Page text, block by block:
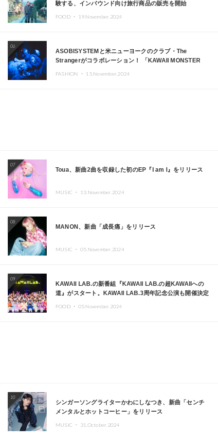
験する、インバウンド向け旅行商品の販売を開始
FOOD ・ 19.November.2024
06
ASOBISYSTEMと米ニューヨークのクラブ・The
Strangerがコラボレーション！ 「KAWAII MONSTER
FASHION ・ 15.November.2024
07
Toua、新曲2曲を収録した初のEP『I am I』をリリース
MUSIC ・ 13.November.2024
08
MANON、新曲「成長痛」をリリース
MUSIC ・ 05.November.2024
09
KAWAII LAB.の新番組『KAWAII LAB.の超KAWAIIへの
道』がスタート。KAWAII LAB.3周年記念公演も開催決定
FOOD ・ 05.November.2024
10
シンガーソングライターかわにしなつき、新曲「センチ
メンタルとホットコーヒー」をリリース
MUSIC ・ 31.October.2024